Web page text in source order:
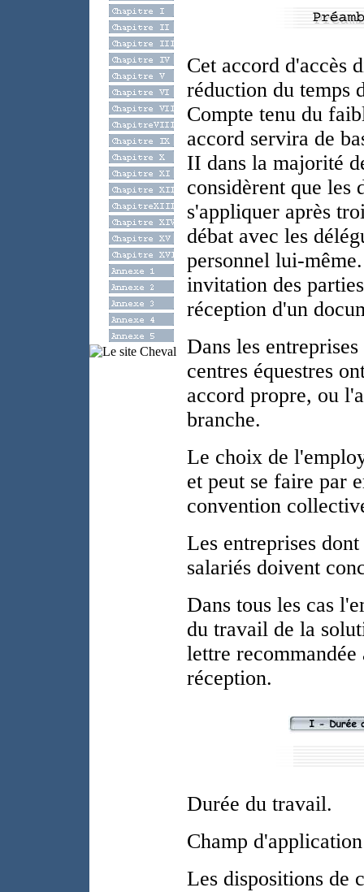
Cet accord d'accès
réduction du temps
Compte tenu du
accord servira de
II dans la majorité
considèrent que les
s'appliquer après
débat avec les
personnel lui-
invitation des
réception d'un
Dans les
centres équestres
accord propre, ou
branche.
Le choix de
et peut se faire par
convention
Les entreprises
salariés doivent
Dans tous les cas
du travail de la
lettre recommandée
réception.
Durée du travail.
Champ
Les dispositions de